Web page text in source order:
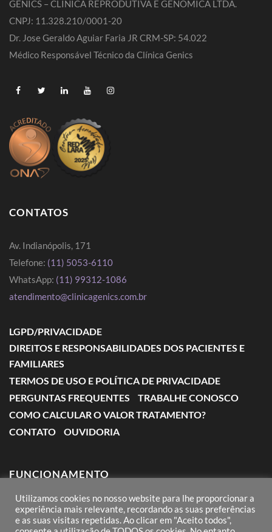
GENICS – CLINICA REPRODUTIVA E GENOMICA LTDA.
CNPJ: 11.328.210/0001-20
Dr. Jose Geraldo Aguiar Faria JR CRM-SP: 54.022
Médico Responsável Técnico da Clínica Genics
CONTATOS
Av. Indianópolis, 171
Telefone: (11) 5053-6110
WhatsApp: (11) 99312-1086
atendimento@clinicagenics.com.br
LGPD/PRIVACIDADE
DIREITOS E RESPONSABILIDADES DOS PACIENTES E
FAMILIARES
TERMOS DE USO E POLÍTICA DE PRIVACIDADE
PERGUNTAS FREQUENTES
TRABALHE CONOSCO
COMO CALCULAR O VALOR TRATAMENTO?
CONTATO
OUVIDORIA
FUNCIONAMENTO
Segunda a Sexta: das 7:00 às 18:00
Sábado: das 8:00 às 12:00
Utilizamos cookies no nosso website para lhe proporcionar a
experiência mais relevante, recordando as suas preferências
e as suas visitas repetidas. Ao clicar em "Aceito todos",